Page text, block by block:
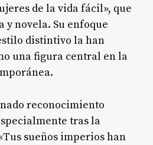
de la vida fácil», que
y novela. Su enfoque
distintivo la han
una figura central en la
reconocimiento
tras la
sueños imperios han